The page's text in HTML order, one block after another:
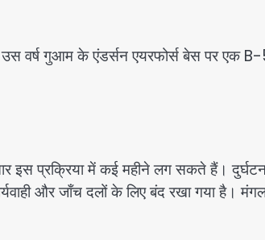
वर्ष गुआम के एंडर्सन एयरफोर्स बेस पर एक
इस प्रक्रिया में कई महीने लग सकते हैं।
और जाँच दलों के लिए बंद रखा गया है।